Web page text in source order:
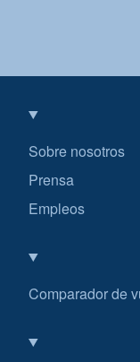
Sobre nosotros
Prensa
Empleos
Comparador de